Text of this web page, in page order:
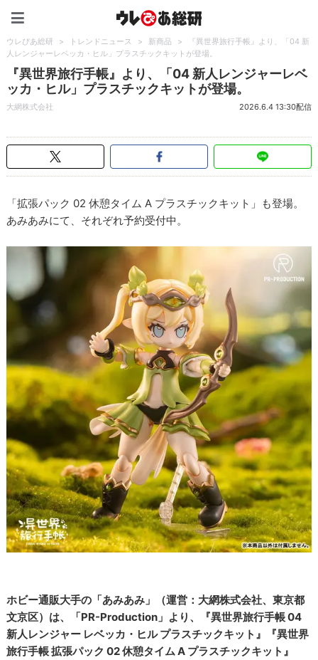
ウレぴあ総研 > トレンドニュース > 新商品 >
『異世界旅行手帳』より、「04 新
人レンジャーレベッカ・ヒル」プラスチックキットが登場。
『異世界旅行手帳』より、「04 新人レンジャーレベ
ッカ・ヒル」プラスチックキットが登場。
大網株式会社 2026.6.4 13:30配信
「拡張パック 02 休憩タイム A プラスチックキット」も登場。
あみあみにて、それぞれ予約受付中。
ホビー通販大手の「あみあみ」（運営：大網株式会社、東京都
文京区）は、「PR-Production」より、『異世界旅行手帳 04
新人レンジャー レベッカ・ヒル プラスチックキット』『異世界
旅行手帳 拡張パック 02 休憩タイム A プラスチックキット』